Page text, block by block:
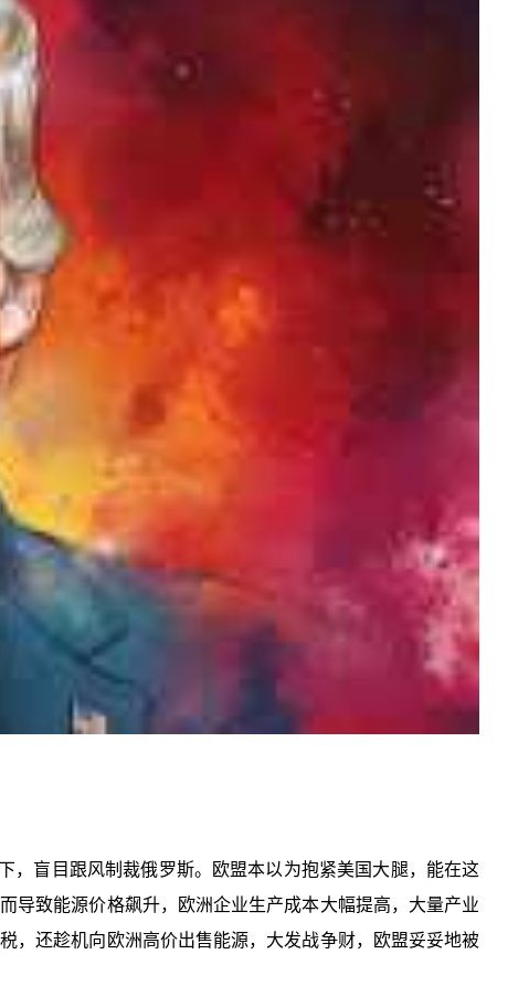
，盲目跟风制裁俄罗斯。欧盟本以为抱紧美国大腿，能在这
导致能源价格飙升，欧洲企业生产成本大幅提高，大量产业
，还趁机向欧洲高价出售能源，大发战争财，欧盟妥妥地被